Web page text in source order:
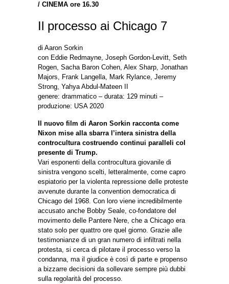
/ CINEMA ore 16.30
Il processo ai Chicago 7
di Aaron Sorkin
con Eddie Redmayne, Joseph Gordon-Levitt, Seth
Rogen, Sacha Baron Cohen, Alex Sharp, Jonathan
Majors, Frank Langella, Mark Rylance, Jeremy
Strong, Yahya Abdul-Mateen II
genere: drammatico – durata: 129 minuti –
produzione: USA 2020
Il nuovo film di Aaron Sorkin racconta come
Nixon mise alla sbarra l’intera sinistra della
controcultura costruendo continui paralleli col
presente di Trump.
Vari esponenti della controcultura giovanile di
sinistra vengono scelti, letteralmente, come capro
espiatorio per la violenta repressione delle proteste
avvenute durante la convention democratica di
Chicago del 1968. Con loro viene incredibilmente
accusato anche Bobby Seale, co-fondatore del
movimento delle Pantere Nere, che a Chicago era
stato solo per quattro ore quel giorno. Grazie alle
testimonianze di un gran numero di infiltrati nella
protesta, si cerca di pilotare il processo verso la
condanna, ma il giudice è così di parte e propenso
a bizzarre decisioni da sollevare sempre più dubbi
sulla regolarità del processo.